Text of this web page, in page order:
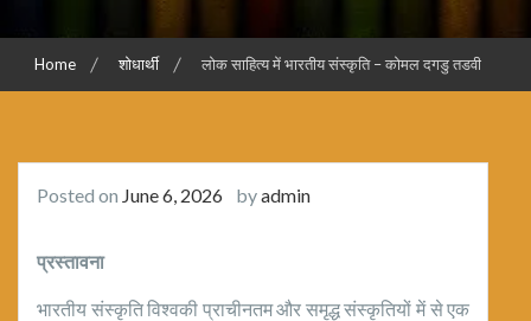
Home शोधार्थी लोक साहित्य में भारतीय संस्कृति – कोमल दगडु तडवी
Posted on June 6, 2026 byadmin
प्रस्तावना
भारतीय संस्कृति विश्वकी प्राचीनतम और समृद्ध संस्कृतियों में से एक